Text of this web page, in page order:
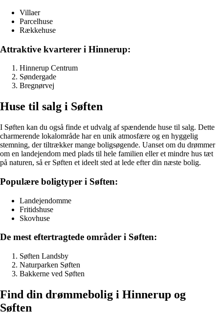
Villaer
Parcelhuse
Rækkehuse
Attraktive kvarterer i Hinnerup:
Hinnerup Centrum
Søndergade
Bregnørvej
Huse til salg i Søften
I Søften kan du også finde et udvalg af spændende huse til salg. Dette
charmerende lokalområde har en unik atmosfære og en hyggelig
stemning, der tiltrækker mange boligsøgende. Uanset om du drømmer
om en landejendom med plads til hele familien eller et mindre hus tæt
på naturen, så er Søften et ideelt sted at lede efter din næste bolig.
Populære boligtyper i Søften:
Landejendomme
Fritidshuse
Skovhuse
De mest eftertragtede områder i Søften:
Søften Landsby
Naturparken Søften
Bakkerne ved Søften
Find din drømmebolig i Hinnerup og
Søften